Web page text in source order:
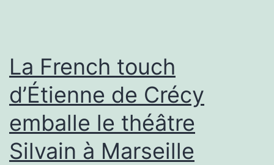
La French touch
d’Étienne de Crécy
emballe le théâtre
Silvain à Marseille